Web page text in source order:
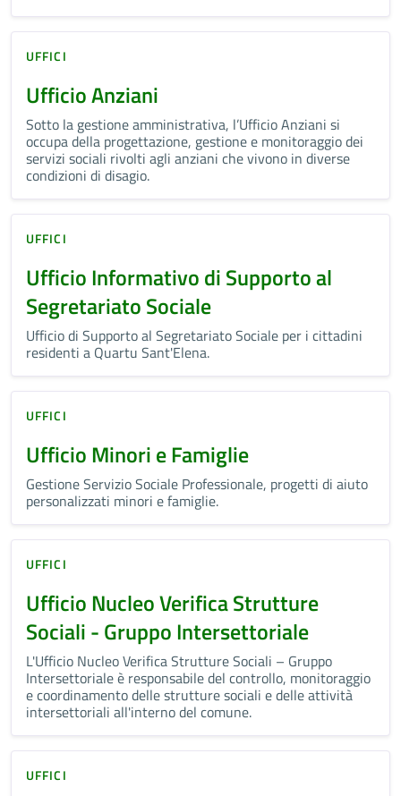
UFFICI
Ufficio Anziani
Sotto la gestione amministrativa, l’Ufficio Anziani si
occupa della progettazione, gestione e monitoraggio dei
servizi sociali rivolti agli anziani che vivono in diverse
condizioni di disagio.
UFFICI
Ufficio Informativo di Supporto al
Segretariato Sociale
Ufficio di Supporto al Segretariato Sociale per i cittadini
residenti a Quartu Sant'Elena.
UFFICI
Ufficio Minori e Famiglie
Gestione Servizio Sociale Professionale, progetti di aiuto
personalizzati minori e famiglie.
UFFICI
Ufficio Nucleo Verifica Strutture
Sociali - Gruppo Intersettoriale
L'Ufficio Nucleo Verifica Strutture Sociali – Gruppo
Intersettoriale è responsabile del controllo, monitoraggio
e coordinamento delle strutture sociali e delle attività
intersettoriali all'interno del comune.
UFFICI